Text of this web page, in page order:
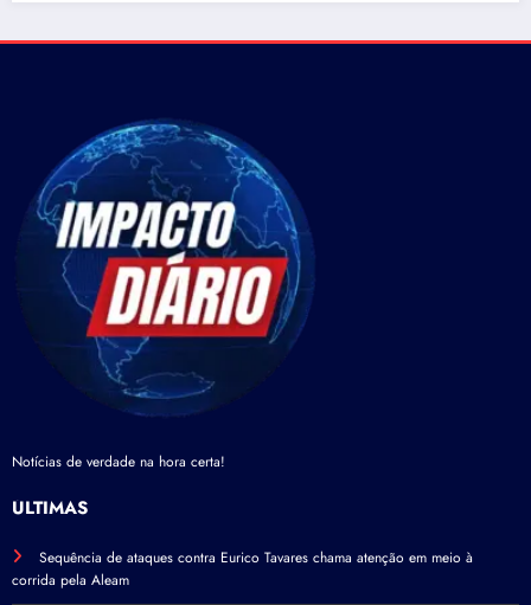
Notícias de verdade na hora certa!
ÚLTIMAS
Sequência de ataques contra Eurico Tavares chama atenção em meio à
corrida pela Aleam